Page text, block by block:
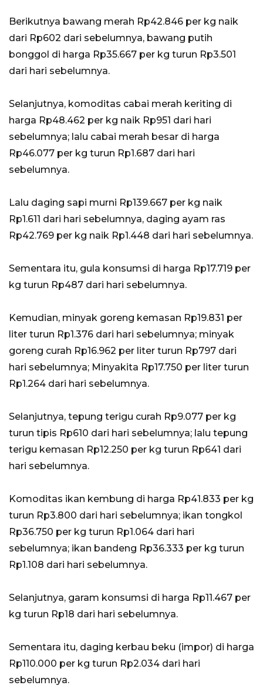
Berikutnya bawang merah Rp42.846 per kg naik
dari Rp602 dari sebelumnya, bawang putih
bonggol di harga Rp35.667 per kg turun Rp3.501
dari hari sebelumnya.
Selanjutnya, komoditas cabai merah keriting di
harga Rp48.462 per kg naik Rp951 dari hari
sebelumnya; lalu cabai merah besar di harga
Rp46.077 per kg turun Rp1.687 dari hari
sebelumnya.
Lalu daging sapi murni Rp139.667 per kg naik
Rp1.611 dari hari sebelumnya, daging ayam ras
Rp42.769 per kg naik Rp1.448 dari hari sebelumnya.
Sementara itu, gula konsumsi di harga Rp17.719 per
kg turun Rp487 dari hari sebelumnya.
Kemudian, minyak goreng kemasan Rp19.831 per
liter turun Rp1.376 dari hari sebelumnya; minyak
goreng curah Rp16.962 per liter turun Rp797 dari
hari sebelumnya; Minyakita Rp17.750 per liter turun
Rp1.264 dari hari sebelumnya.
Selanjutnya, tepung terigu curah Rp9.077 per kg
turun tipis Rp610 dari hari sebelumnya; lalu tepung
terigu kemasan Rp12.250 per kg turun Rp641 dari
hari sebelumnya.
Komoditas ikan kembung di harga Rp41.833 per kg
turun Rp3.800 dari hari sebelumnya; ikan tongkol
Rp36.750 per kg turun Rp1.064 dari hari
sebelumnya; ikan bandeng Rp36.333 per kg turun
Rp1.108 dari hari sebelumnya.
Selanjutnya, garam konsumsi di harga Rp11.467 per
kg turun Rp18 dari hari sebelumnya.
Sementara itu, daging kerbau beku (impor) di harga
Rp110.000 per kg turun Rp2.034 dari hari
sebelumnya.